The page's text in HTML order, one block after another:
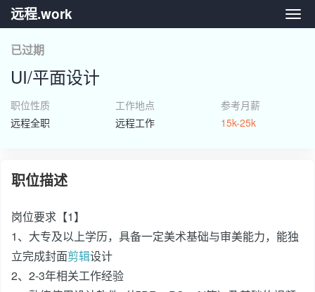
远
远程.work
已过期
UI/平面设计
职位性质
远程全职
工作地点
远程工作
参考月薪
15k-25k
职位描述
岗位要求【1】
1、大专及以上学历，具备一定美术基础与审美能力，能独
立完成封面剪辑设计
2、2-3年相关工作经验